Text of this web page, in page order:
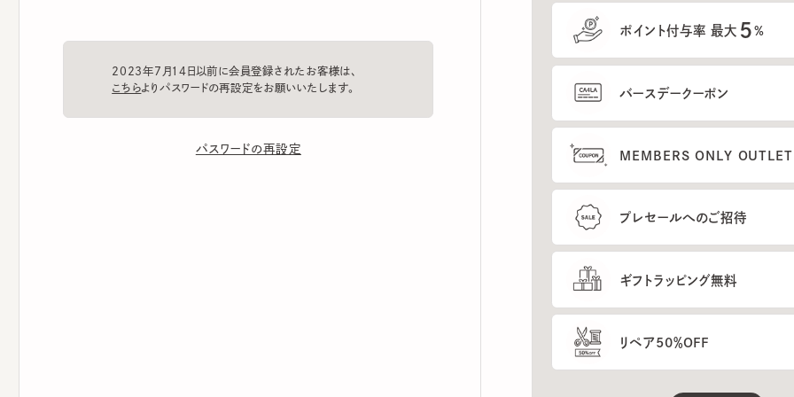
2023年7月14日以前に会員登録されたお客様は、
パスワードの再設定
ポイント付与率 最大 %
バースデークーポン
MEMBERS ONLY OUTLETのご
プレセールへのご招待
ギフトラッピング無料
リペア50％OFF